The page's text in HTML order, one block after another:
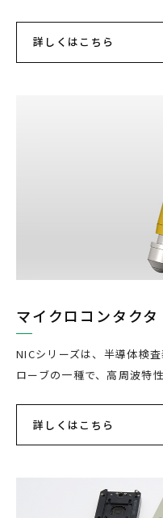
詳しくはこちら
マイクロコンタクタ
NICシリーズは、半導体検
ローブの一種で、高周波特
詳しくはこちら